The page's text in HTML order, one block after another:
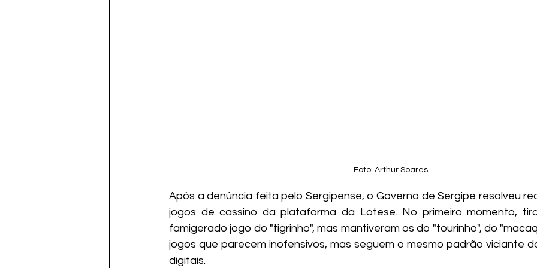
Foto: Arthur Soares
Após a denúncia feita pelo Sergipense, o Governo de Sergipe resolveu
jogos de cassino da plataforma da Lotese. No primeiro momento,
famigerado jogo do "tigrinho", mas mantiveram os do "tourinho", do
jogos que parecem inofensivos, mas seguem o mesmo padrão viciante
digitais.